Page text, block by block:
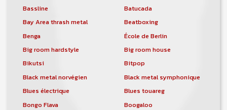
Bassline
Batucada
Bay Area thrash metal
Beatboxing
Benga
École de Berlin
Big room hardstyle
Big room house
Bikutsi
Bitpop
Black metal norvégien
Black metal symphonique
Blues électrique
Blues touareg
Bongo Flava
Boogaloo